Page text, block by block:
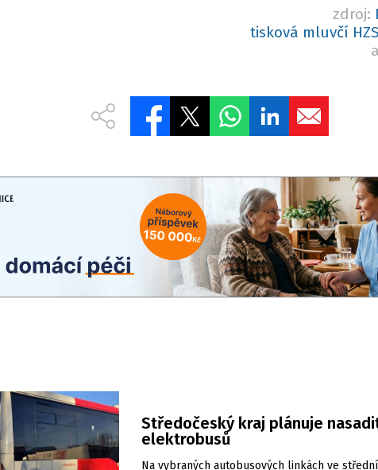
zdroj:
tisková mluvčí
Středočeský kraj plánuje
elektrobusů
Na vybraných autobusových linkách ve